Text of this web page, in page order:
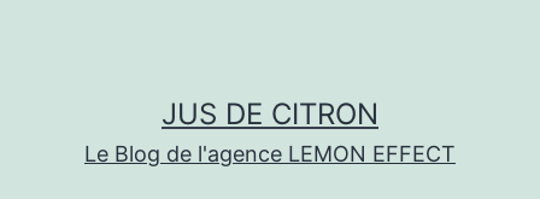
JUS DE CITRON
Le Blog de l'agence LEMON EFFECT